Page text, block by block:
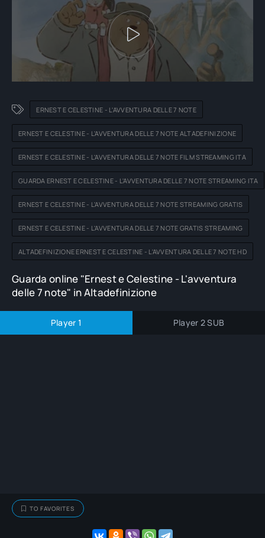
ERNEST E CELESTINE - L'AVVENTURA DELLE 7 NOTE
ERNEST E CELESTINE - L'AVVENTURA DELLE 7 NOTE ALTADEFINIZIONE
ERNEST E CELESTINE - L'AVVENTURA DELLE 7 NOTE FILM STREAMING ITA
GUARDA ERNEST E CELESTINE - L'AVVENTURA DELLE 7 NOTE STREAMING ITA
ERNEST E CELESTINE - L'AVVENTURA DELLE 7 NOTE STREAMING GRATIS
ERNEST E CELESTINE - L'AVVENTURA DELLE 7 NOTE GRATIS STREAMING
ALTADEFINIZIONE ERNEST E CELESTINE - L'AVVENTURA DELLE 7 NOTE HD
Guarda online "Ernest e Celestine - L'avventura
delle 7 note" in Altadefinizione
Player 1 Player 2 SUB
TO FAVORITES